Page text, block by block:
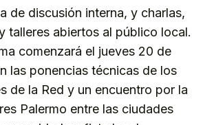
de discusión interna, y charlas,
talleres abiertos al público local.
comenzará el jueves 20 de
las ponencias técnicas de los
de la Red y un encuentro por la
Palermo entre las ciudades